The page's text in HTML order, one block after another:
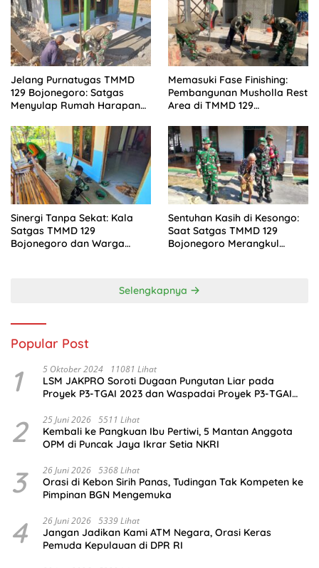
Jelang Purnatugas TMMD
129 Bojonegoro: Satgas
Menyulap Rumah Harapan
Hunian Layak dan Nyaman
Memasuki Fase Finishing:
Pembangunan Musholla Rest
Area di TMMD 129
Keramik dan Pengecatan
Teras
Sinergi Tanpa Sekat: Kala
Satgas TMMD 129
Bojonegoro dan Warga
Sentuhan Kasih di Kesongo:
Saat Satgas TMMD 129
Bojonegoro Merangkul
Selengkapnya
Popular Post
1 5 Oktober 2024 11081 Lihat
LSM JAKPRO Soroti Dugaan Pungutan Liar pada
Proyek P3-TGAI 2023 dan Waspadai Proyek P3-TGAI
2 25 Juni 2026 5511 Lihat
Kembali ke Pangkuan Ibu Pertiwi, 5 Mantan Anggota
OPM di Puncak Jaya Ikrar Setia NKRI
3 26 Juni 2026 5368 Lihat
Orasi di Kebon Sirih Panas, Tudingan Tak Kompeten ke
Pimpinan BGN Mengemuka
4 26 Juni 2026 5339 Lihat
Jangan Jadikan Kami ATM Negara, Orasi Keras
Pemuda Kepulauan di DPR RI